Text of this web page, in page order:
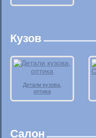
Кузов
Детали кузова,
оптика
Салон